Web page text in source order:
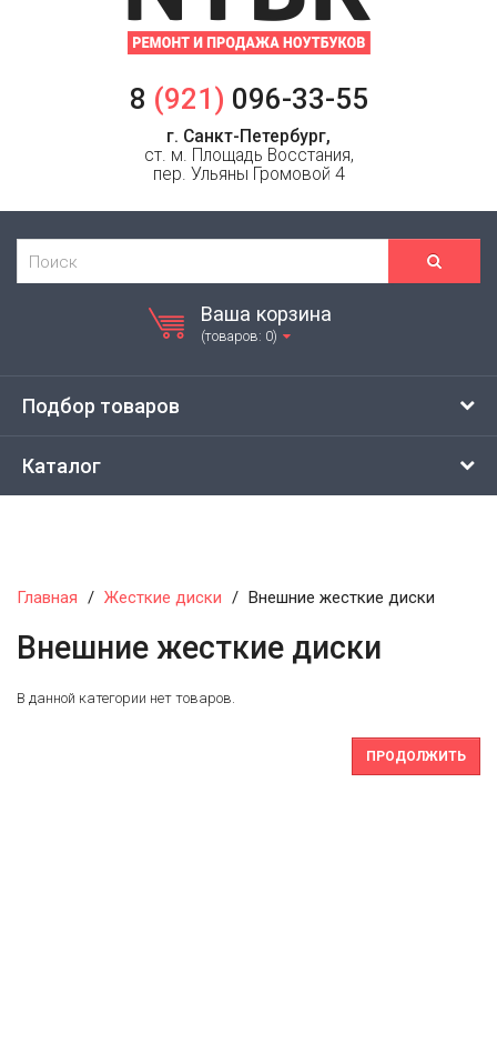
8 (921) 096-33-55
г. Санкт-Петербург,
ст. м. Площадь Восстания,
пер. Ульяны Громовой 4
Ваша корзина
(товаров: 0)
Подбор товаров
Каталог
Главная Жесткие диски Внешние жесткие диски
Внешние жесткие диски
В данной категории нет товаров.
ПРОДОЛЖИТЬ